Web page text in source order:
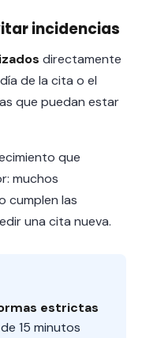
incidencias
directamente
de la cita o el
que puedan estar
que
muchos
cumplen las
una cita nueva.
estrictas
15 minutos